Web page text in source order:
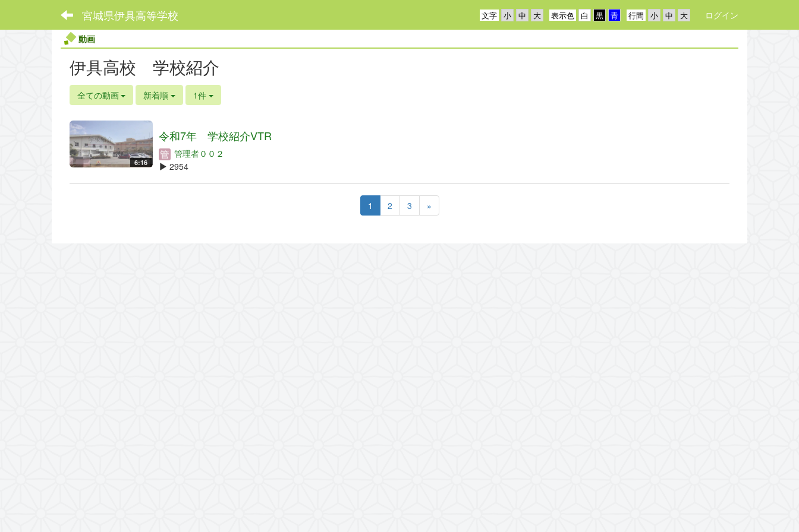
宮城県伊具高等学校 行間
表示色
文字
ログイン
動画
伊具高校 学校紹介
全ての動画 新着順 1件
6:16
令和7年 学校紹介VTR
管理者００２
2954
1 2 3 »